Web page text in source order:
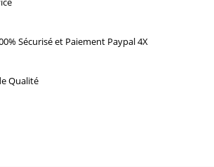
Sécurisé et Paiement Paypal 4X
Qualité